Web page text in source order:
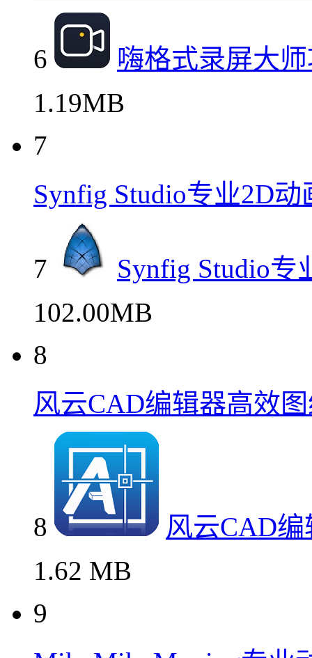
6
嗨格式录屏大
1.19MB
7
Synfig Studio专业2D
7
Synfig Studio专
102.00MB
8
风云CAD编辑器高效
8
风云CAD
1.62 MB
9